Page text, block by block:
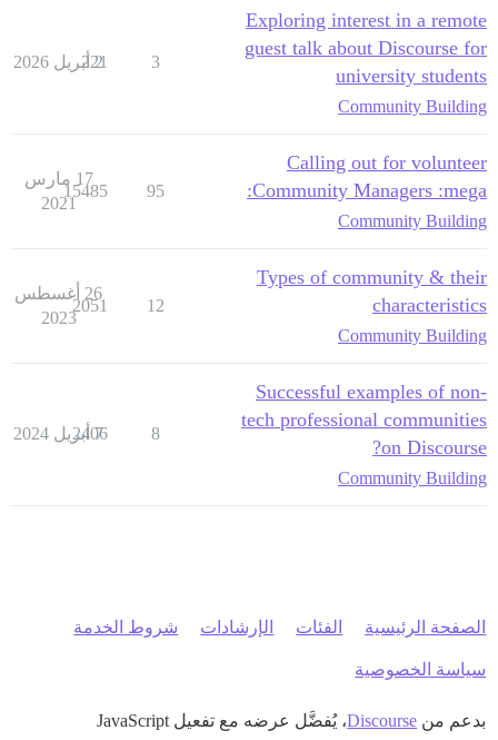
Exploring interest in a remote
guest talk about Discourse for
university students
Community Building
3
221
2 أبريل 2026
Calling out for volunteer
Community Managers :mega:
Community Building
95
15485
17 مارس
2021
Types of community & their
characteristics
Community Building
12
2051
26 أغسطس
2023
Successful examples of non-
tech professional communities
on Discourse?
Community Building
8
2406
7 أبريل 2024
الصفحة الرئيسية الفئات الإرشادات شروط الخدمة
سياسة الخصوصية
بدعم من Discourse، يُفضَّل عرضه مع تفعيل JavaScript